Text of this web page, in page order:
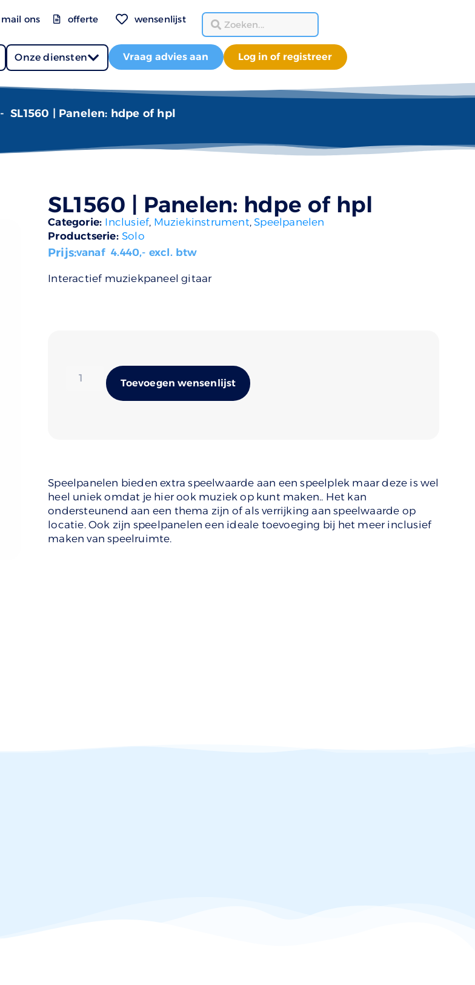
mail ons offerte wensenlijst
Onze diensten Vraag advies aan Log in of registreer
- SL1560 | Panelen: hdpe of hpl
SL1560 | Panelen: hdpe of hpl
Categorie: Inclusief, Muziekinstrument, Speelpanelen
Productserie:Solo
Prijs:vanaf 4.440,- excl. btw
Interactief muziekpaneel gitaar
Toevoegen wensenlijst
Speelpanelen bieden extra speelwaarde aan een speelplek maar deze is wel
heel uniek omdat je hier ook muziek op kunt maken.. Het kan
ondersteunend aan een thema zijn of als verrijking aan speelwaarde op
locatie. Ook zijn speelpanelen een ideale toevoeging bij het meer inclusief
maken van speelruimte.